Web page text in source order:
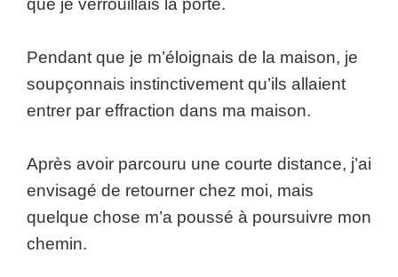
que je verrouillais la porte.
Pendant que je m’éloignais de la maison, je
soupçonnais instinctivement qu’ils allaient
entrer par effraction dans ma maison.
Après avoir parcouru une courte distance, j’ai
envisagé de retourner chez moi, mais
quelque chose m’a poussé à poursuivre mon
chemin.